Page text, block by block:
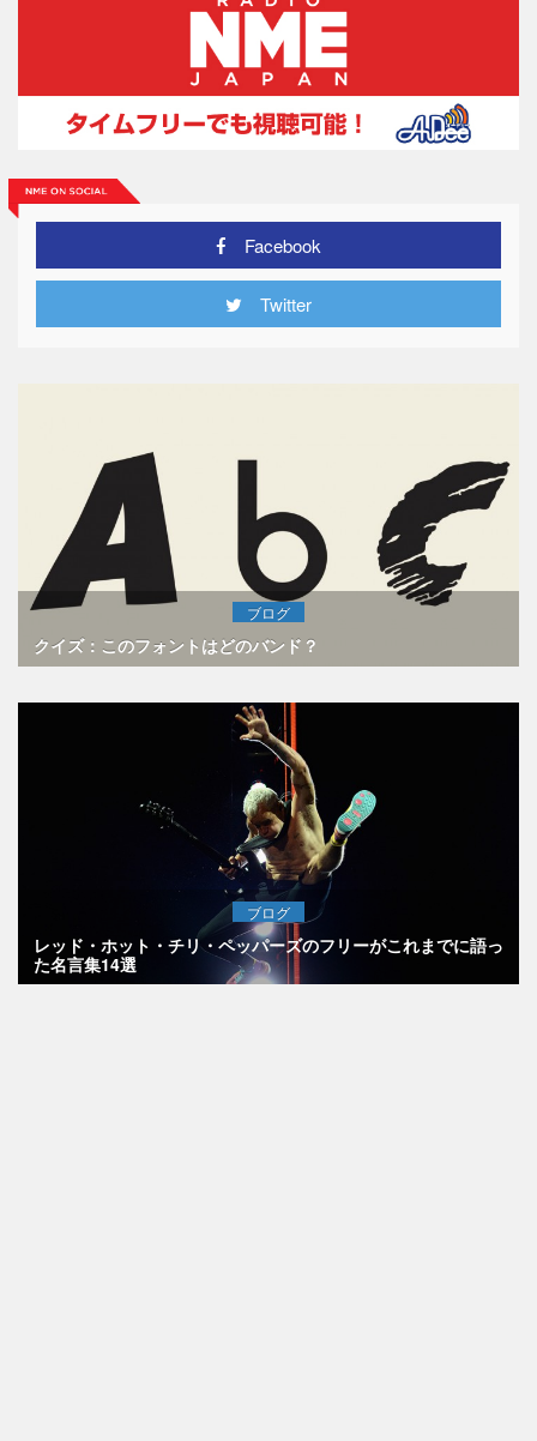
Facebook
Twitter
ブログ
クイズ：このフォントはどのバンド？
ブログ
レッド・ホット・チリ・ペッパーズのフリーがこれまでに語っ
た名言集14選